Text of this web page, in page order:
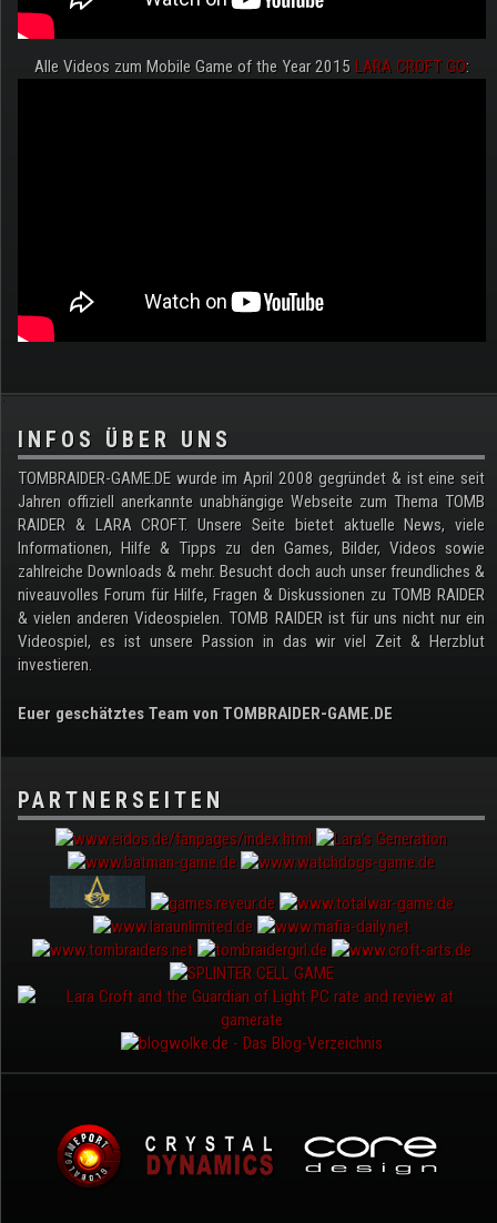
Alle Videos zum Mobile Game of the Year 2015 LARA CROFT GO:
.
INFOS ÜBER UNS
TOMBRAIDER-GAME.DE wurde im April 2008 gegründet & ist eine seit
Jahren offiziell anerkannte unabhängige Webseite zum Thema TOMB
RAIDER & LARA CROFT. Unsere Seite bietet aktuelle News, viele
Informationen, Hilfe & Tipps zu den Games, Bilder, Videos sowie
zahlreiche Downloads & mehr. Besucht doch auch unser freundliches &
niveauvolles Forum für Hilfe, Fragen & Diskussionen zu TOMB RAIDER
& vielen anderen Videospielen. TOMB RAIDER ist für uns nicht nur ein
Videospiel, es ist unsere Passion in das wir viel Zeit & Herzblut
investieren.
Euer geschätztes Team von TOMBRAIDER-GAME.DE
PARTNERSEITEN